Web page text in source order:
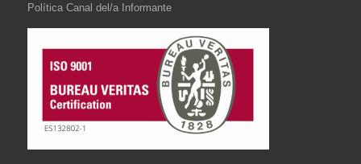
Política Canal del/a Informante